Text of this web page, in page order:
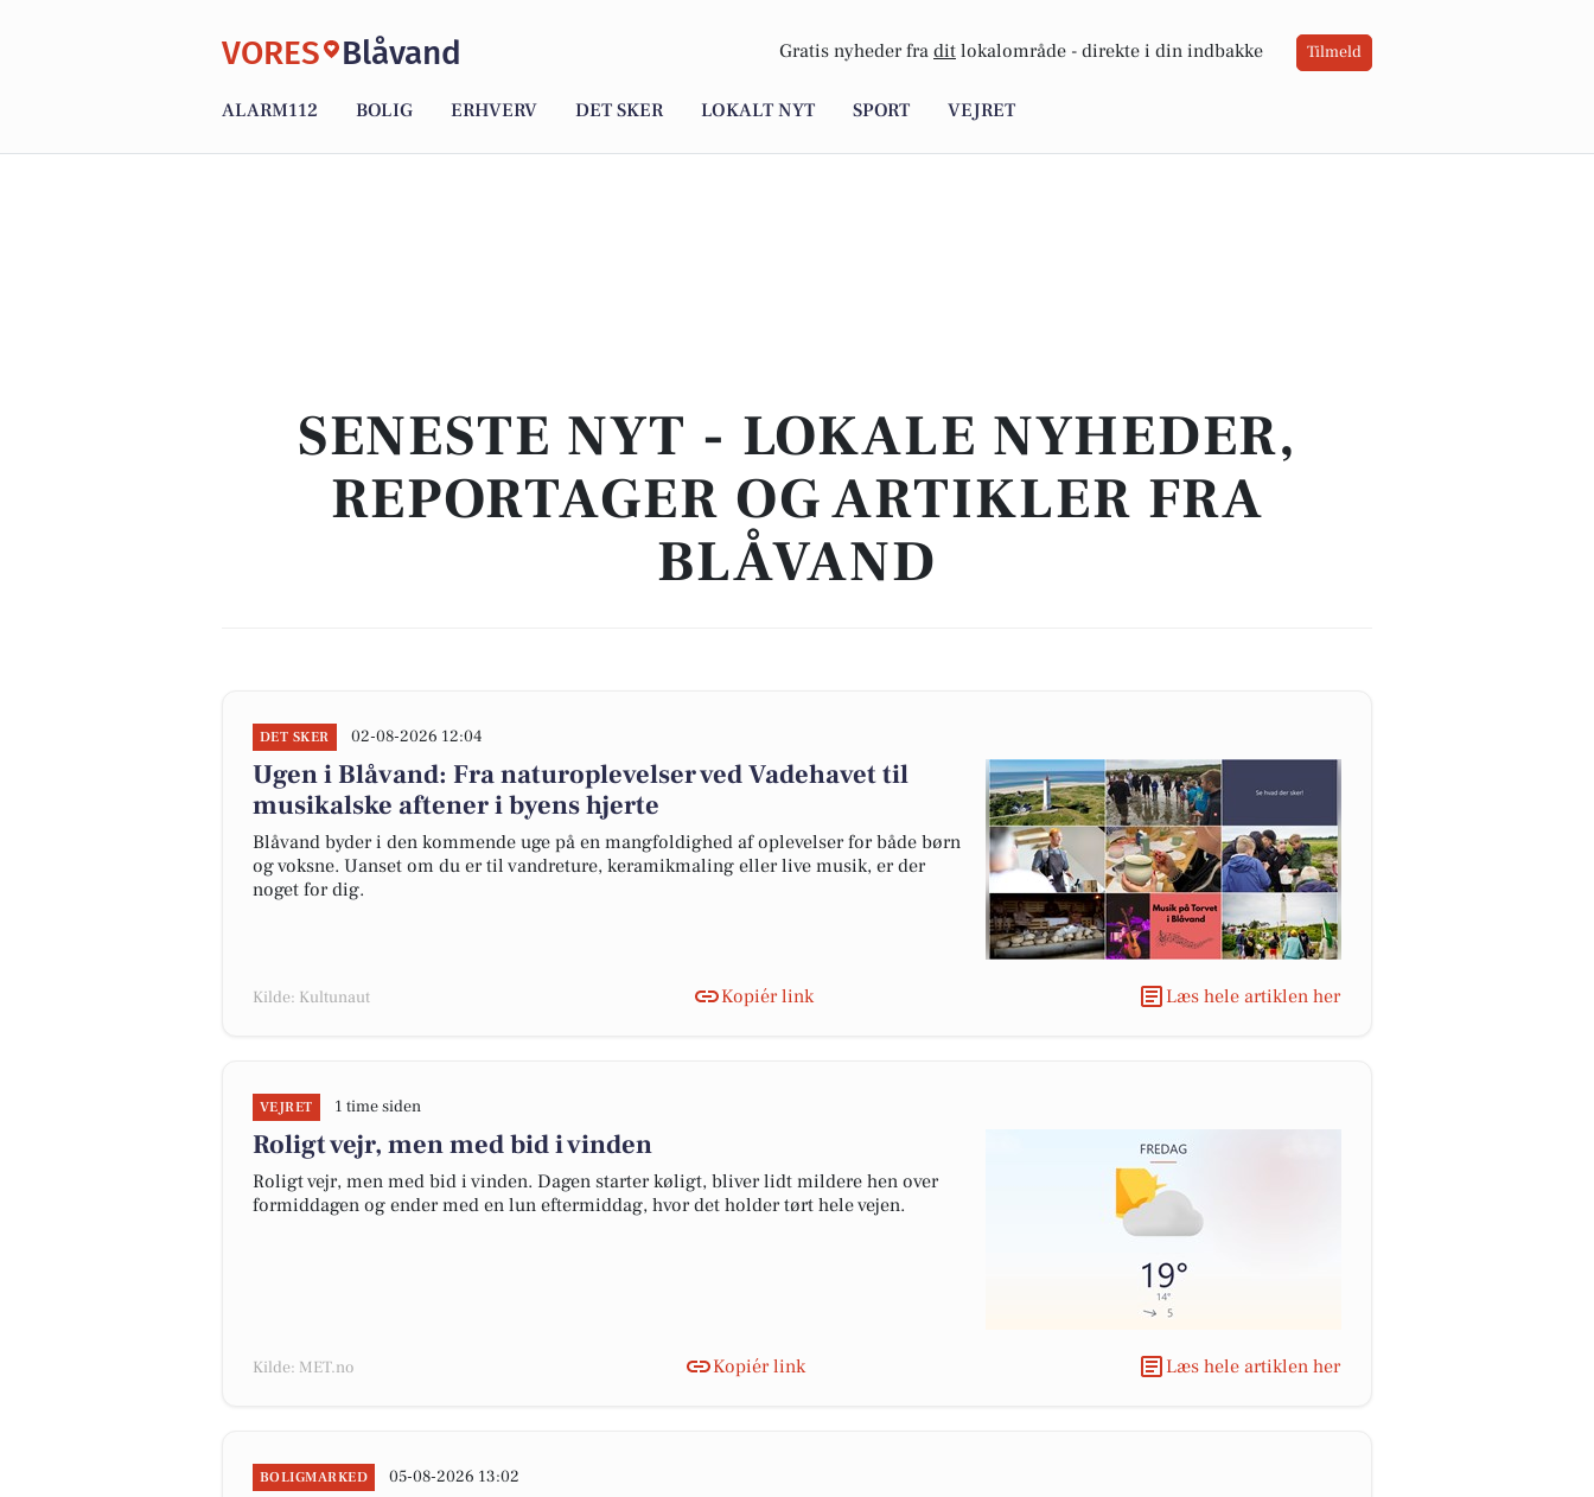
VORES Blåvand Gratis nyheder fra dit lokalområde - direkte i din indbakke Tilmeld
ALARM112 BOLIG ERHVERV DET SKER LOKALT NYT SPORT VEJRET
SENESTE NYT - LOKALE NYHEDER,
REPORTAGER OG ARTIKLER FRA
BLÅVAND
DET SKER 02-08-2026 12:04
Ugen i Blåvand: Fra naturoplevelser ved Vadehavet til
musikalske aftener i byens hjerte
Blåvand byder i den kommende uge på en mangfoldighed af oplevelser for både børn
og voksne. Uanset om du er til vandreture, keramikmaling eller live musik, er der
noget for dig.
Kilde: Kultunaut Kopiér link Læs hele artiklen her
VEJRET 1 time siden
Roligt vejr, men med bid i vinden
Roligt vejr, men med bid i vinden. Dagen starter køligt, bliver lidt mildere hen over
formiddagen og ender med en lun eftermiddag, hvor det holder tørt hele vejen.
Kilde: MET.no Kopiér link Læs hele artiklen her
BOLIGMARKED 05-08-2026 13:02